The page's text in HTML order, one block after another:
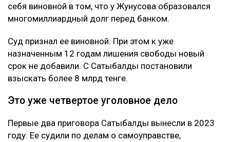
себя виновной в том, что у Жунусова образовался
многомиллиардный долг перед банком.
Суд признал ее виновной. При этом к уже
назначенным 12 годам лишения свободы новый
срок не добавили. С Сатыбалды постановили
взыскать более 8 млрд тенге.
Это уже четвертое уголовное дело
Первые два приговора Сатыбалды вынесли в 2023
году. Ее судили по делам о самоуправстве,